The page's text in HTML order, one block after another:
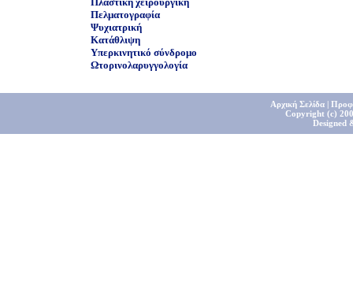
Πελματογραφία
Ψυχιατρική
Κατάθλιψη
Υπερκινητικό σύνδρομο
Ωτορινολαρυγγολογία
Αρχική Σελίδα|
Copyright (c)
Designed